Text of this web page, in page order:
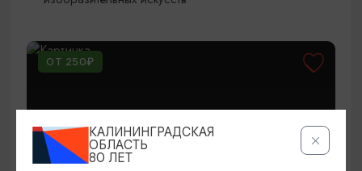
ОТ 250₽
КАЛИНИНГРАДСКАЯ
ОБЛАСТЬ
80 ЛЕТ